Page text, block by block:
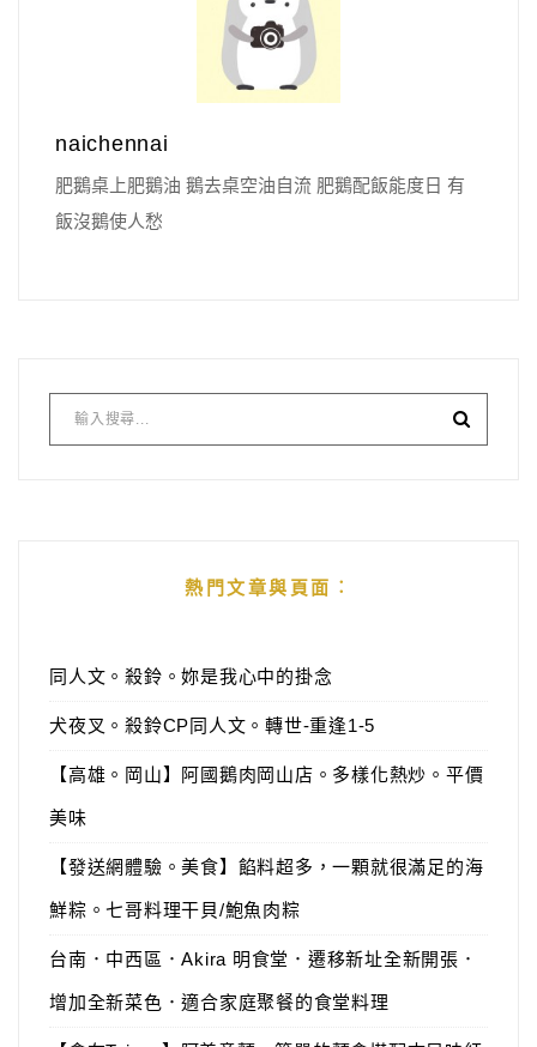
naichennai
肥鵝桌上肥鵝油 鵝去桌空油自流 肥鵝配飯能度日 有
飯沒鵝使人愁
熱門文章與頁面︰
同人文。殺鈴。妳是我心中的掛念
犬夜叉。殺鈴CP同人文。轉世-重逢1-5
【高雄。岡山】阿國鵝肉岡山店。多樣化熱炒。平價
美味
【發送網體驗。美食】餡料超多，一顆就很滿足的海
鮮粽。七哥料理干貝/鮑魚肉粽
台南．中西區．Akira 明食堂．遷移新址全新開張．
增加全新菜色．適合家庭聚餐的食堂料理